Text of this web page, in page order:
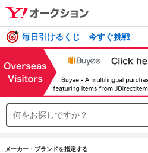
毎日引けるくじ 今すぐ挑戦
メーカー・ブランドを指定する